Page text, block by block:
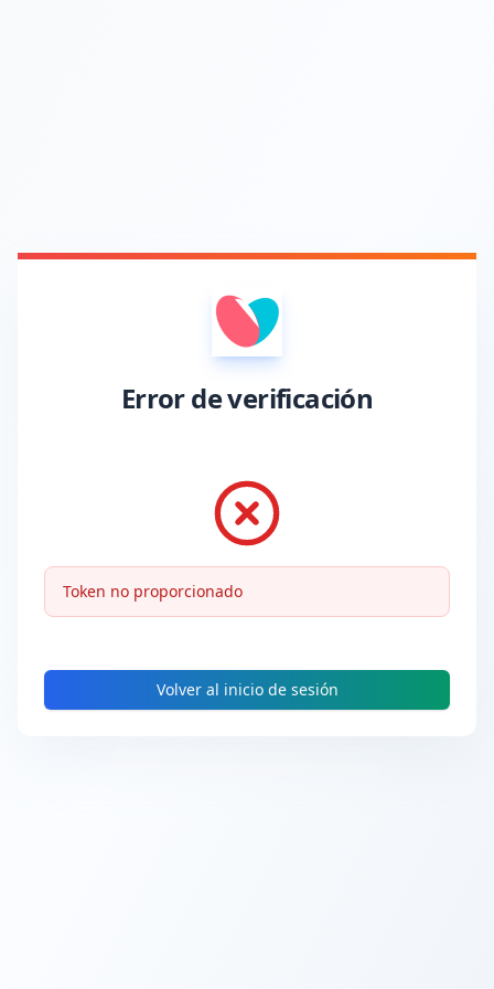
Error de verificación
Token no proporcionado
Volver al inicio de sesión